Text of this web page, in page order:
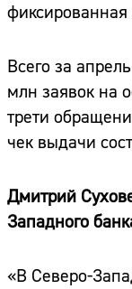
фиксированная
Всего за
млн заявок на
трети
чек выдачи
Дмитрий
Западного
«В Северо-